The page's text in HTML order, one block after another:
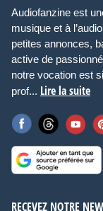
Audiofanzine est
musique et à
petites annonces,
active de
notre vocation est
prof... Lire la suite
RECEVEZ NOTRE